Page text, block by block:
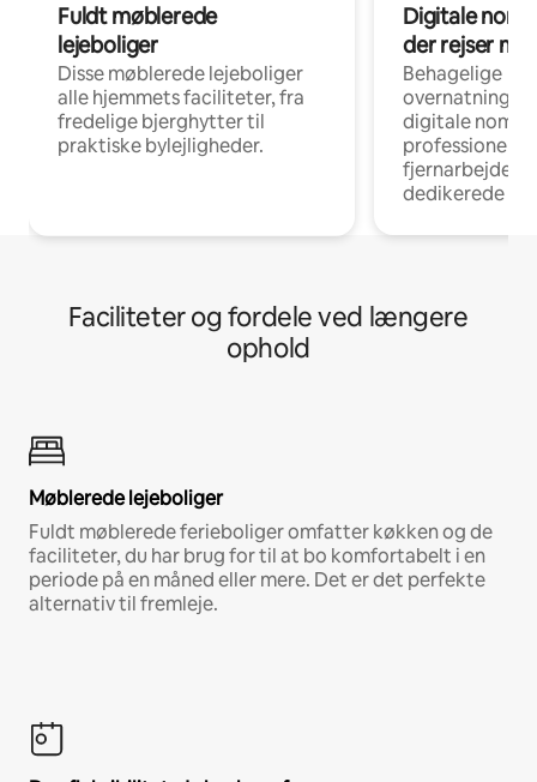
Fuldt møblerede
lejeboliger
Disse møblerede lejeboliger
alle hjemmets faciliteter, fra
fredelige bjerghytter til
praktiske bylejligheder.
Digitale
der rejser
Behagelige
digitale
professionelle
fjernarbejde,
dedikerede
Faciliteter og fordele ved længere
ophold
Møblerede lejeboliger
Fuldt møblerede ferieboliger omfatter køkken og de
faciliteter, du har brug for til at bo komfortabelt i en
periode på en måned eller mere. Det er det perfekte
alternativ til fremleje.